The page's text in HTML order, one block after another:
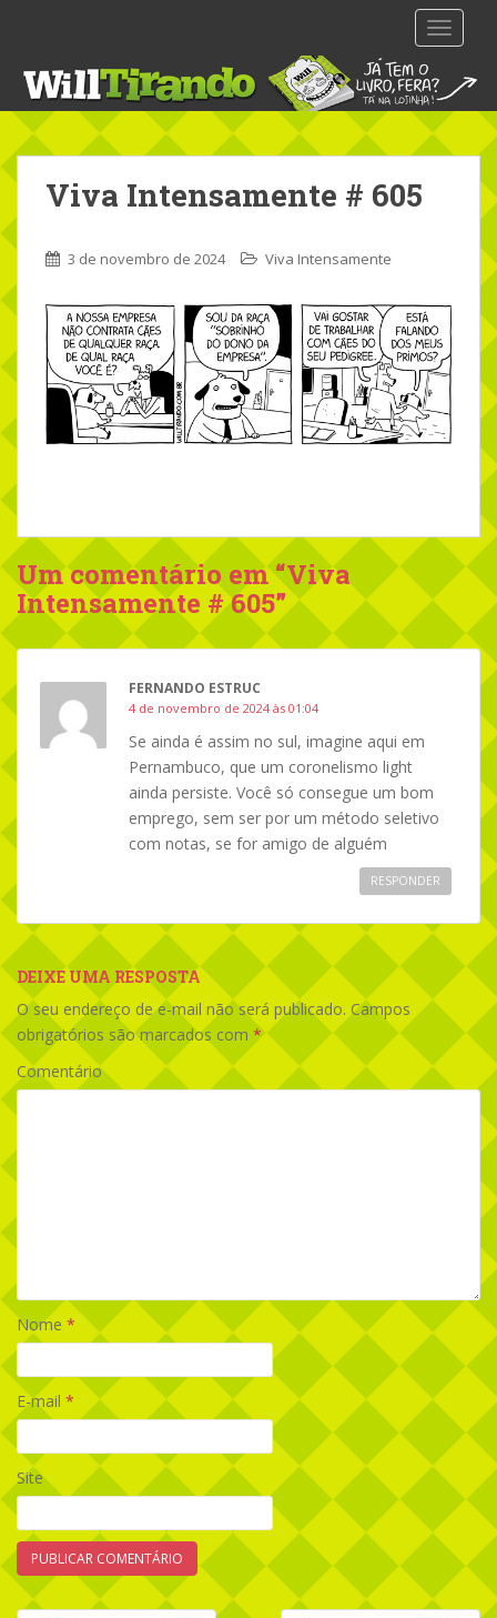
t
m
n
o
e
Viva Intensamente # 605
3 de novembro de 2024 Viva Intensamente
Um comentário em “Viva
Intensamente # 605”
FERNANDO ESTRUC
4 de novembro de 2024 às 01:04
Se ainda é assim no sul, imagine aqui em
Pernambuco, que um coronelismo light
ainda persiste. Você só consegue um bom
emprego, sem ser por um método seletivo
com notas, se for amigo de alguém
RESPONDER
DEIXE UMA RESPOSTA
O seu endereço de e-mail não será publicado. Campos
obrigatórios são marcados com *
Comentário
Nome *
E-mail *
Site